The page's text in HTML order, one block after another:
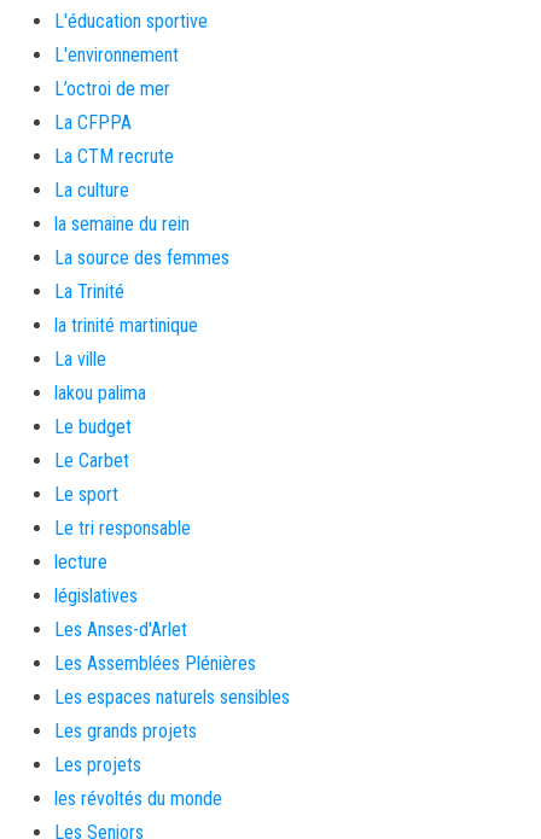
L'éducation sportive
L'environnement
L’octroi de mer
La CFPPA
La CTM recrute
La culture
la semaine du rein
La source des femmes
La Trinité
la trinité martinique
La ville
lakou palima
Le budget
Le Carbet
Le sport
Le tri responsable
lecture
législatives
Les Anses-d'Arlet
Les Assemblées Plénières
Les espaces naturels sensibles
Les grands projets
Les projets
les révoltés du monde
Les Seniors